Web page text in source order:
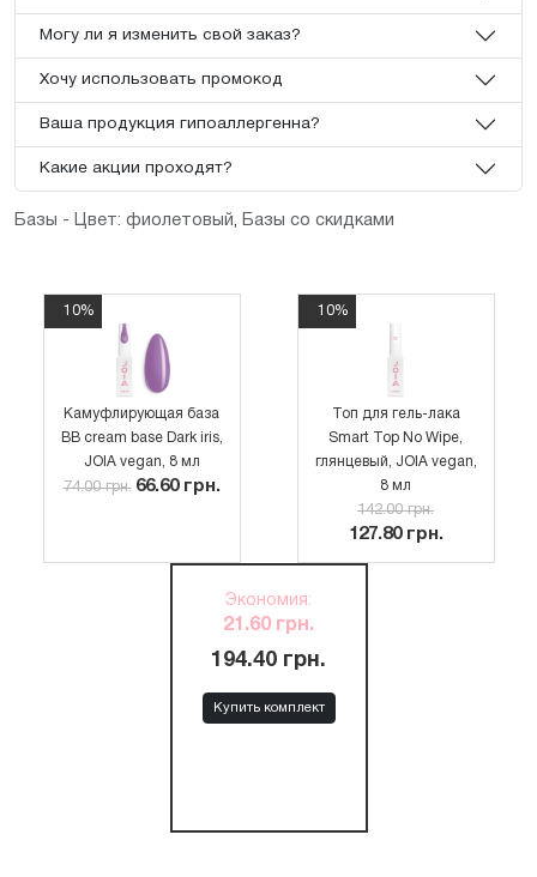
Могу ли я изменить свой заказ?
Хочу использовать промокод
Ваша продукция гипоаллергенна?
Какие акции проходят?
Базы - Цвет: фиолетовый, Базы со скидками
10%
Камуфлирующая база
BB cream base Dark iris,
JOIA vegan, 8 мл
74.00 грн. 66.60 грн.
10%
Топ для гель-лака
Smart Top No Wipe,
глянцевый, JOIA vegan,
8 мл
142.00 грн.
127.80 грн.
Экономия:
21.60 грн.
194.40 грн.
Купить комплект